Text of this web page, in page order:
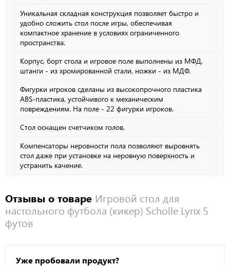
Уникальная складная конструкция позволяет быстро и
удобно сложить стол после игры, обеспечивая
компактное хранение в условиях ограниченного
пространства.
Корпус, борт стола и игровое поле выполнены из МФД,
штанги - из хромированной стали, ножки - из МДФ.
Фигурки игроков сделаны из высокопрочного пластика
ABS-пластика, устойчивого к механическим
повреждениям. На поле - 22 фигурки игроков.
Стол оснащен счетчиком голов.
Компенсаторы неровности пола позволяют выровнять
стол даже при установке на неровную поверхность и
устранить качение.
Отзывы о товаре Игровой стол для
настольного футбола (кикер) Scholle Lynx 5
футов
Уже пробовали продукт?